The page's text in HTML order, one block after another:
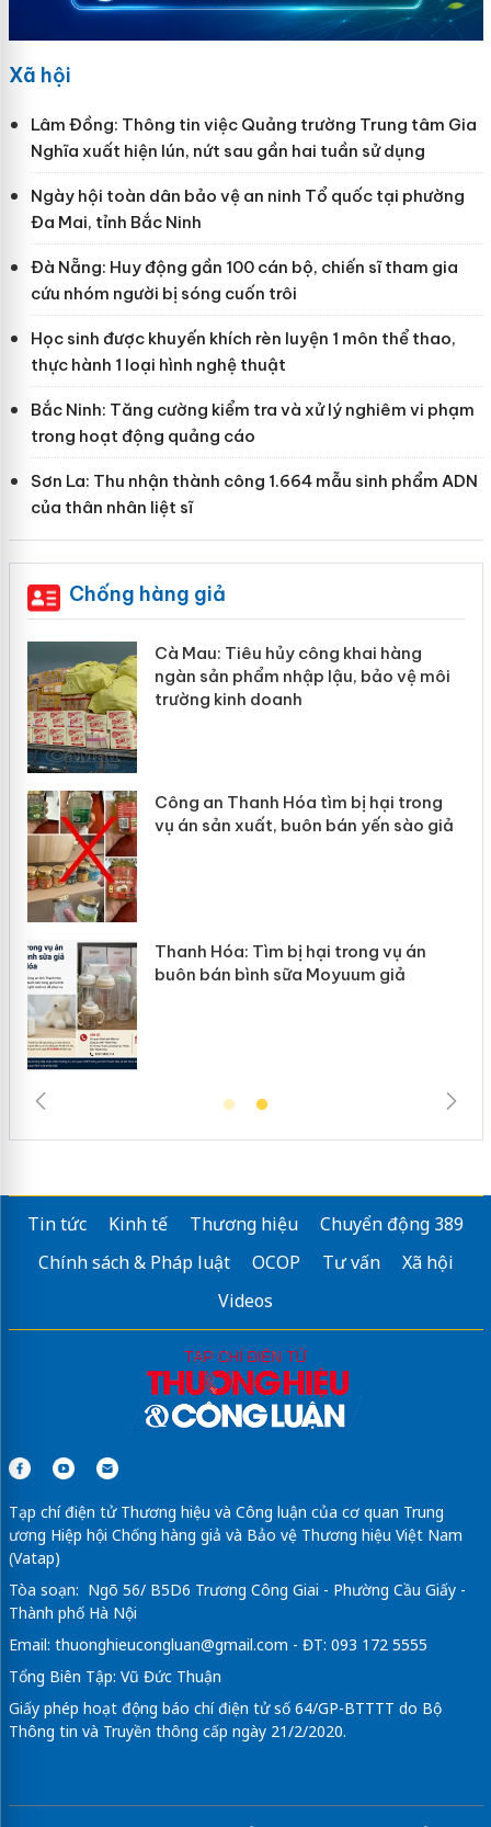
Xã hội
Lâm Đồng: Thông tin việc Quảng trường Trung tâm Gia
Nghĩa xuất hiện lún, nứt sau gần hai tuần sử dụng
Ngày hội toàn dân bảo vệ an ninh Tổ quốc tại phường
Đa Mai, tỉnh Bắc Ninh
Đà Nẵng: Huy động gần 100 cán bộ, chiến sĩ tham gia
cứu nhóm người bị sóng cuốn trôi
Học sinh được khuyến khích rèn luyện 1 môn thể thao,
thực hành 1 loại hình nghệ thuật
Bắc Ninh: Tăng cường kiểm tra và xử lý nghiêm vi phạm
trong hoạt động quảng cáo
Sơn La: Thu nhận thành công 1.664 mẫu sinh phẩm ADN
của thân nhân liệt sĩ
Chống hàng giả
Cà Mau: Tiêu hủy công khai hàng
ngàn sản phẩm nhập lậu, bảo vệ môi
trường kinh doanh
Công an Thanh Hóa tìm bị hại trong
vụ án sản xuất, buôn bán yến sào giả
Thanh Hóa: Tìm bị hại trong vụ án
buôn bán bình sữa Moyuum giả
Tin tức Kinh tế Thương hiệu
Chuyển động 389
Chính sách & Pháp luật
OCOP Tư vấn
Xã hội
Videos
Tạp chí điện tử Thương hiệu và Công luận của cơ quan Trung
ương Hiệp hội Chống hàng giả và Bảo vệ Thương hiệu Việt Nam
(Vatap)
Tòa soạn: Ngõ 56/ B5D6 Trương Công Giai - Phường Cầu Giấy -
Thành phố Hà Nội
Email: thuonghieucongluan@gmail.com - ĐT: 093 172 5555
Tổng Biên Tập: Vũ Đức Thuận
Giấy phép hoạt động báo chí điện tử số 64/GP-BTTTT do Bộ
Thông tin và Truyền thông cấp ngày 21/2/2020.